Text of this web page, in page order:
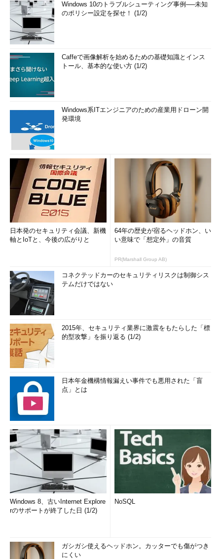
Windows 10のトラブルシューティング事例──未知
のポリシー設定を探せ！ (1/2)
Caffeで画像解析を始めるための基礎知識とインス
トール、基本的な使い方 (1/2)
Windows系ITエンジニアのための産業用ドローン開
発環境
日本発のセキュリティ会議、新機
軸とIoTと、今後の広がりと
64年の歴史が宿るヘッドホン、い
い意味で「想定外」の音質
PR(Marshall Group AB)
コネクテッドカーのセキュリティリスクは制御シス
テムだけではない
2015年、セキュリティ業界に激震をもたらした「標
的型攻撃」を振り返る (1/2)
日本年金機構情報漏えい事件でも悪用された「盲
点」とは
Windows 8、古いInternet Explore
rのサポートが終了した日 (1/2)
NoSQL
ガシガシ使えるヘッドホン。カッターでも傷がつき
にくい